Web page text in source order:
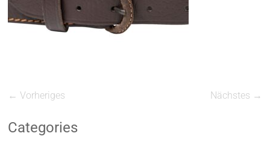
← Vorheriges Nächstes →
Categories